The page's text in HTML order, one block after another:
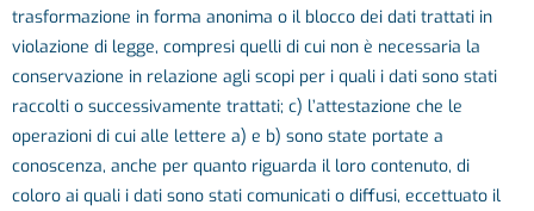
trasformazione in forma anonima o il blocco dei dati trattati in
violazione di legge, compresi quelli di cui non è necessaria la
conservazione in relazione agli scopi per i quali i dati sono stati
raccolti o successivamente trattati; c) l’attestazione che le
operazioni di cui alle lettere a) e b) sono state portate a
conoscenza, anche per quanto riguarda il loro contenuto, di
coloro ai quali i dati sono stati comunicati o diffusi, eccettuato il